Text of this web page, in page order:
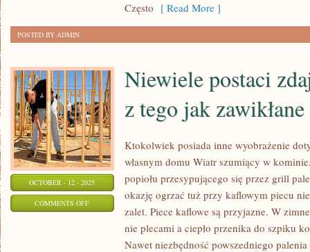
KAŻDYM
ROKIEM.
POWINNO
W
TAKIM
RAZIE
Często [ Read More ]
POSTED BY ADMIN
OCTOBER - 12 - 2025
COMMENTS OFFON
Niewiele postaci
z tego jak zawikłane
Ktokolwiek posiada inne wyobrażenie
własnym domu Wiatr szumiący w
popiołu przesypującego się przez grill
okazję ogrzać tuż przy kaflowym piecu
zalet. Piece kaflowe są przyjazne. W
nie plecami a ciepło przenika do szpiku
Nawet niezbędność powszedniego